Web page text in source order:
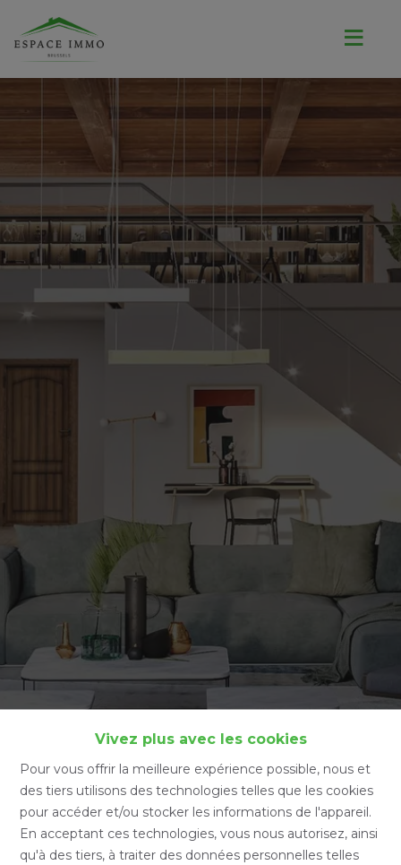
Vivez plus avec les cookies
Pour vous offrir la meilleure expérience possible, nous et
des tiers utilisons des technologies telles que les cookies
pour accéder et/ou stocker les informations de l'appareil.
En acceptant ces technologies, vous nous autorisez, ainsi
qu'à des tiers, à traiter des données personnelles telles
Accueil
Accueil